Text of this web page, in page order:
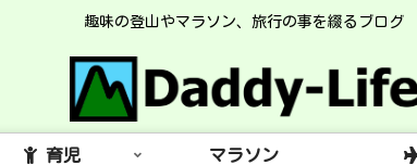
趣味の登山やマラソン、旅行の事を綴るブログ
育児 マラソン